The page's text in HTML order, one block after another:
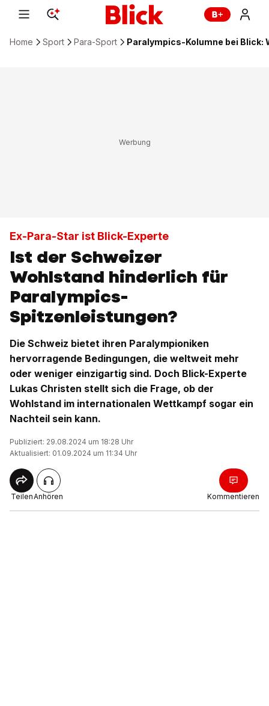
Home Sport Para-Sport Paralympics-Kolumne bei
Ex-Para-Star ist Blick-Experte
Ist der Schweizer
Wohlstand hinderlich für
Paralympics-
Spitzenleistungen?
Die Schweiz bietet ihren Paralympioniken
hervorragende Bedingungen, die weltweit mehr
oder weniger einzigartig sind. Doch Blick-Experte
Lukas Christen stellt sich die Frage, ob der
Wohlstand im internationalen Wettkampf sogar ein
Nachteil sein kann.
Publiziert: 29.08.2024 um 18:28 Uhr
Aktualisiert: 01.09.2024 um 11:34 Uhr
TeilenAnhören Kommentieren